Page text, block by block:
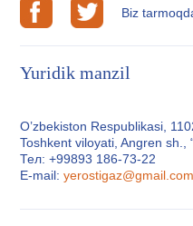
Biz
Yuridik manzil
O’zbekiston Respublikasi,
Toshkent viloyati, Angren sh.,
Тел: +99893 186-73-22
E-mail:yerostigaz@gmail.com